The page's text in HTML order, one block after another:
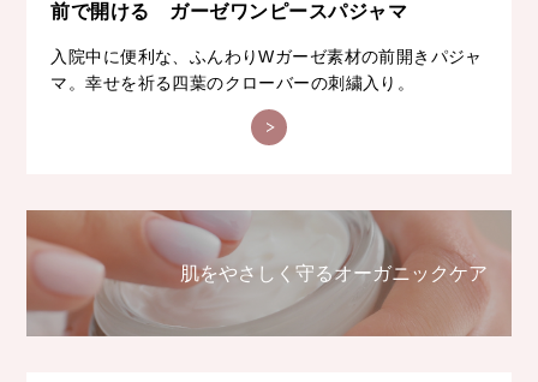
前で開ける ガーゼワンピースパジャマ
入院中に便利な、ふんわりWガーゼ素材の前開きパジャ
マ。幸せを祈る四葉のクローバーの刺繍入り。
肌をやさしく守るオーガニックケア